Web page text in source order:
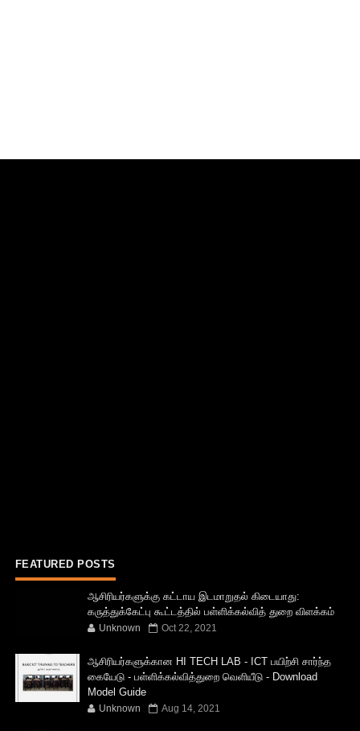
FEATURED POSTS
ஆசிரியர்களுக்கு கட்டாய இடமாறுதல் கிடையாது:
கருத்துக்கேட்பு கூட்டத்தில் பள்ளிக்கல்வித் துறை விளக்கம்
Unknown Oct 22, 2021
ஆசிரியர்களுக்கான HI TECH LAB - ICT பயிற்சி சார்ந்த
கையேடு - பள்ளிக்கல்வித்துறை வெளியீடு - Download
Model Guide
Unknown Aug 14, 2021